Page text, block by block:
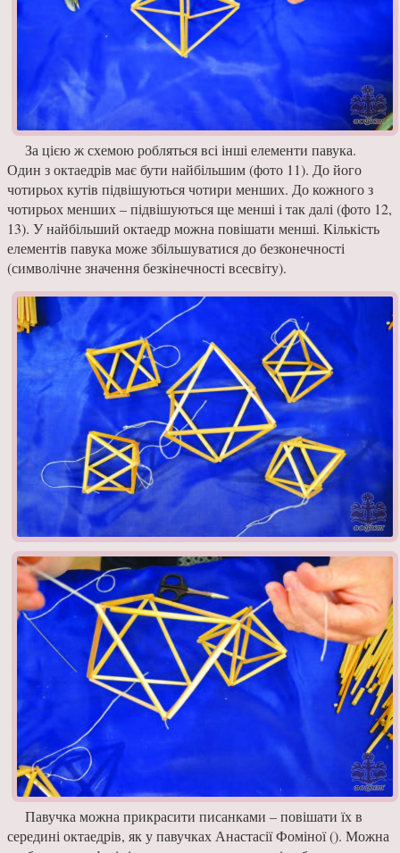
За цією ж схемою ро­бляться всі інші елемен­ти павука.
Один з октае­дрів має бути найбільшим (фото 11). До його
чоти­рьох кутів підвішуються чотири менших. До кож­ного з
чотирьох менших – підвішуються ще менші і так далі (фото 12,
13). У найбільший октаедр можна повішати менші. Кількість
елементів паву­ка може збільшуватися до безконечності
(символіч­не значення безкінечності всесвіту).
Павучка можна прикра­сити писанками – повіша­ти їх в
середині октаедрів, як у павучках Анастасії Фоміної (). Можна